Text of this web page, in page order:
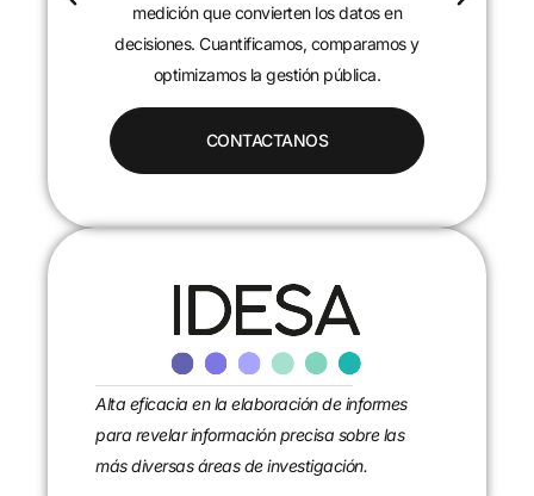
medición que convierten los datos en
decisiones. Cuantificamos, comparamos y
optimizamos la gestión pública.
CONTACTANOS
Alta eficacia en la elaboración de informes
para revelar información precisa sobre las
más diversas áreas de investigación.